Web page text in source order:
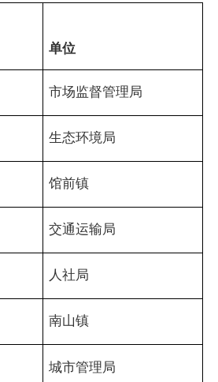
单位
市场监督管理局
生态环境局
馆前镇
交通运输局
人社局
南山镇
城市管理局